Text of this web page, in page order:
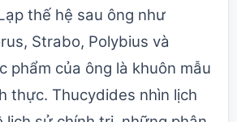
thế hệ sau ông như
Strabo, Polybius và
phẩm của ông là khuôn mẫu
thực. Thucydides nhìn lịch